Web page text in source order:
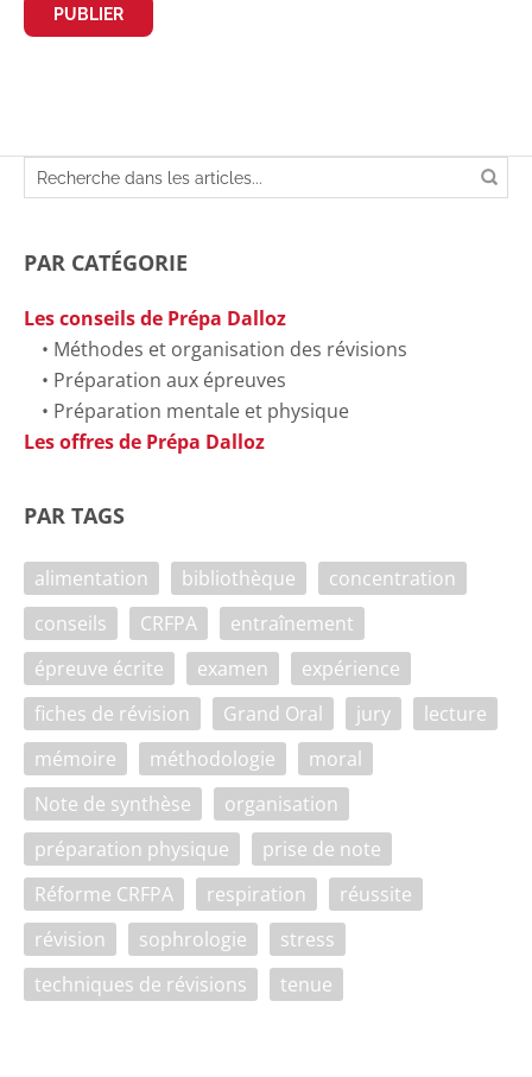
PAR CATÉGORIE
Les conseils de Prépa Dalloz
Méthodes et organisation des révisions
Préparation aux épreuves
Préparation mentale et physique
Les offres de Prépa Dalloz
PAR TAGS
alimentation bibliothèque
concentration
conseils
CRFPA
entraînement
épreuve écrite
examen
expérience
fiches de révision
Grand Oral jury
lecture
mémoire
méthodologie
moral
Note de synthèse
organisation
préparation physique
prise de note
Réforme CRFPA
respiration
réussite
révision
sophrologie
stress
techniques de révisions
tenue